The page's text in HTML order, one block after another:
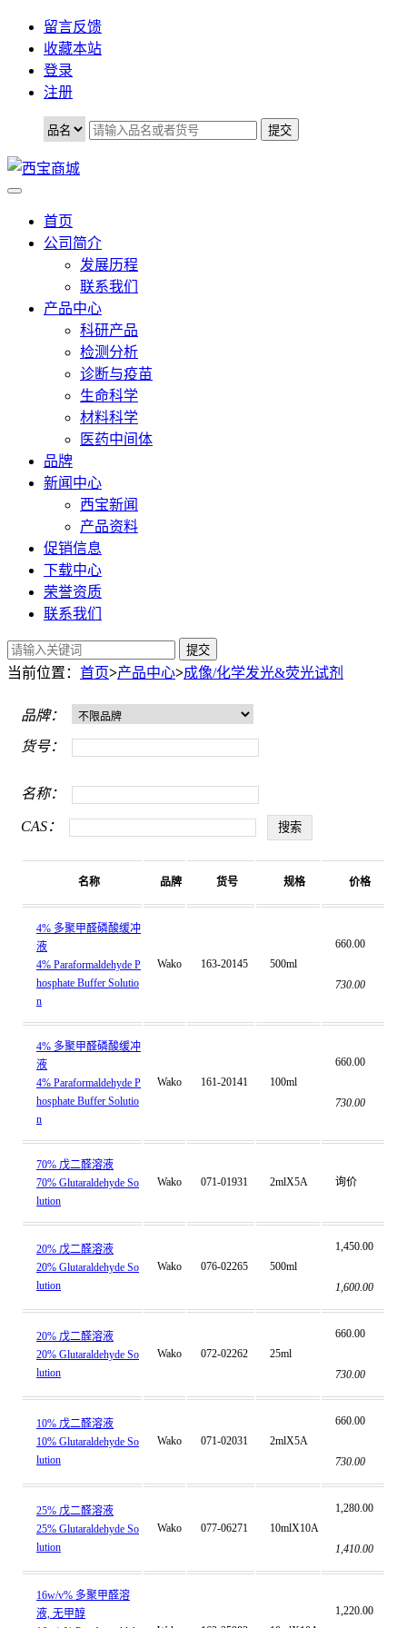
留言反馈
收藏本站
登录
注册
首页
公司简介
发展历程
联系我们
产品中心
科研产品
检测分析
诊断与疫苗
生命科学
材料科学
医药中间体
品牌
新闻中心
西宝新闻
产品资料
促销信息
下载中心
荣誉资质
联系我们
提交
当前位置： 首页>产品中心>成像/化学发光&荧光试剂
品牌：
货号：
名称：
CAS：
名称 品牌 货号 规格 价格
4% 多聚甲醛磷酸缓冲
液
4% Paraformaldehyde P
hosphate Buffer Solutio
n
Wako 163-20145 500ml
660.00
730.00
4% 多聚甲醛磷酸缓冲
液
4% Paraformaldehyde P
hosphate Buffer Solutio
n
Wako 161-20141 100ml
660.00
730.00
70% 戊二醛溶液
70% Glutaraldehyde So
lution
Wako 071-01931 2mlX5A 询价
20% 戊二醛溶液
20% Glutaraldehyde So
lution
Wako 076-02265 500ml
1,450.00
1,600.00
20% 戊二醛溶液
20% Glutaraldehyde So
lution
Wako 072-02262 25ml
660.00
730.00
10% 戊二醛溶液
10% Glutaraldehyde So
lution
Wako 071-02031 2mlX5A
660.00
730.00
25% 戊二醛溶液
25% Glutaraldehyde So
lution
Wako 077-06271 10mlX10A
1,280.00
1,410.00
16w/v% 多聚甲醛溶
液, 无甲醇
1,220.00